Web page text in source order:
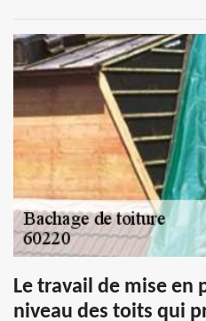
Le travail de mise en
niveau des toits qui